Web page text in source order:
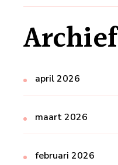
Archief
april 2026
maart 2026
februari 2026